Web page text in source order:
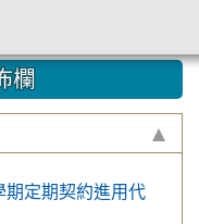
欄
期定期契約進用代